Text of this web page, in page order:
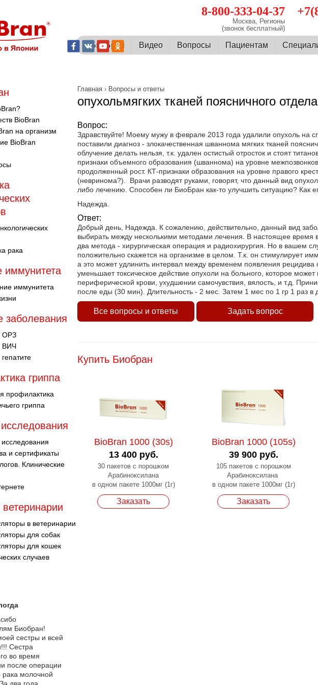
8-800-333-04-37
Москва, Регионы
(звонок бесплатный)
О БиоБран Видео Вопросы Пациентам
Главная › Вопросы и ответы
опухольмягких тканей поясничного отдела
Вопрос:
Здравствуйте! Моему мужу в феврале 2013 года удалили опухоль на
поставили диагноз - злокачественная шваннома мягких тканей
облучение делать нельзя, т.к. удален остистый отросток и стоят
признаки объемного образования (шваннома) на уровне
продолженный рост. КТ-признаки образования на уровне правого
(невринома?). Врачи разводят руками, говорят, что данный вид
либо лечению. Способен ли БиоБран как-то улучшить ситуацию? Как
Надежда.
Ответ:
Добрый день, Надежда. К сожалению, действительно, данный вид
выбирать между несколькими методами лечения. В настоящее время
два метода - хирургическая операция и радиохирургия. Но в вашем
положительно скажется на организме в целом. Т.к. он стимулирует
а это может удлинить интервал между временем появления рецидива
уменьшает токсическое действие опухоли на больного, которое
периферической крови, ухудшении самочувствия, вялость, и т.д.
после еды (30 мин). Длительность - 2 мес. Затем 1 мес по 1 гр 1 раз в
Все вопросы и ответы Задать вопрос
Купить Биобран
BioBran 1000 (30s)
13 400 руб.
30 пакетов с порошком
Арабиноксилана
в одном пакете 1000мг (1г)
Заказать
BioBran 1000 (105s)
39 900 руб.
105 пакетов с порошком
Арабиноксилана
в одном пакете 1000мг (1г)
Заказать
BioBran
на организм
BioBran
рака
иммунитета
иммунитета
заболевания
ОРЗ
ВИЧ
гриппа
профилактика
гриппа
и сертификаты
Клинические
в ветеринарии
для собак
для кошек
случаев
Биобран!
сестры и всей
Сестра
во время
после операции
молочной